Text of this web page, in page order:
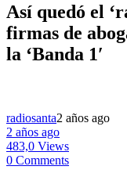
Así quedó el
firmas de
la ‘Banda 1′
radiosanta2 años ago
2 años ago
483,0 Views
0 Comments